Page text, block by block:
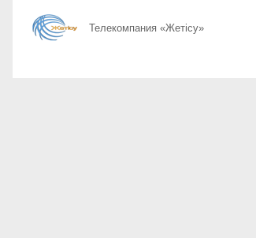
Телекомпания «Жетісу»